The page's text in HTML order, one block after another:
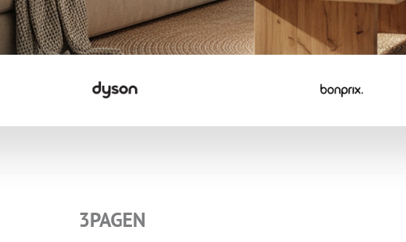
3PAGEN